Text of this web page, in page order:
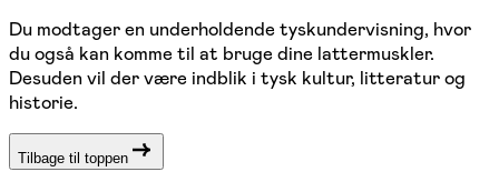
Du modtager en underholdende tyskundervisning, hvor
du også kan komme til at bruge dine lattermuskler.
Desuden vil der være indblik i tysk kultur, litteratur og
historie.
Tilbage til toppen